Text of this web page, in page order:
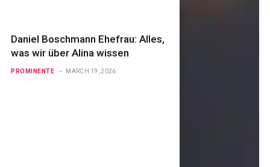
Daniel Boschmann Ehefrau: Alles,
was wir über Alina wissen
PROMINENTE MARCH 19, 2026